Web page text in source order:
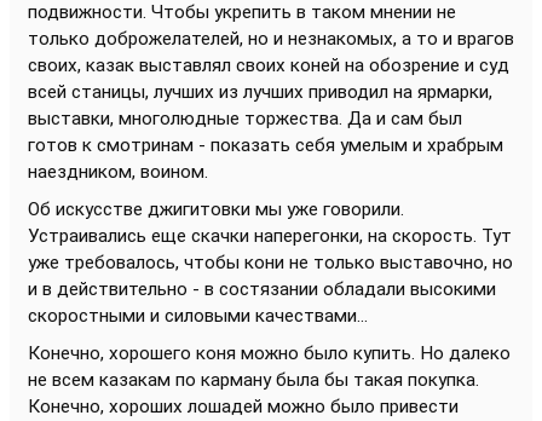
подвижности. Чтобы укрепить в таком мнении не
только доброжелателей, но и незнакомых, а то и врагов
своих, казак выставлял своих коней на обозрение и суд
всей станицы, лучших из лучших приводил на ярмарки,
выставки, многолюдные торжества. Да и сам был
готов к смотринам - показать себя умелым и храбрым
наездником, воином.
Об искусстве джигитовки мы уже говорили.
Устраивались еще скачки наперегонки, на скорость. Тут
уже требовалось, чтобы кони не только выставочно, но
и в действительно - в состязании обладали высокими
скоростными и силовыми качествами...
Конечно, хорошего коня можно было купить. Но далеко
не всем казакам по карману была бы такая покупка.
Конечно, хороших лошадей можно было привести